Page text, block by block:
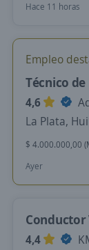
Hace 11 horas
Empleo
Técnico
4,6
La Plata,
$ 4.000.000,00
Ayer
4,4